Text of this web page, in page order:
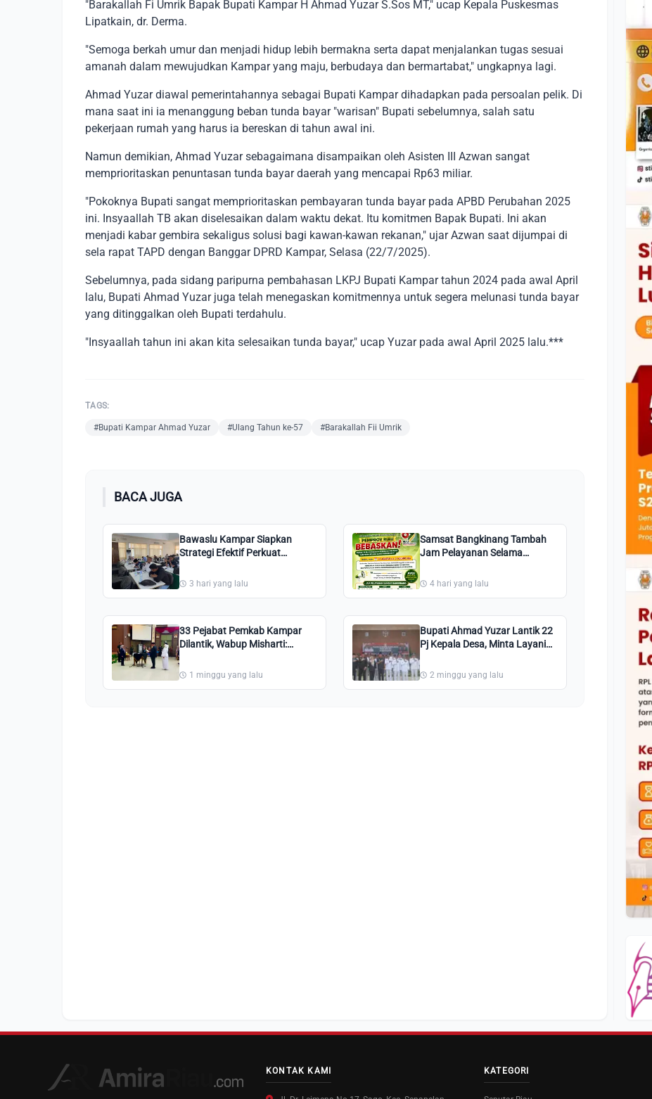
"Barakallah Fi Umrik Bapak Bupati Kampar H Ahmad Yuzar S.Sos MT," ucap Kepala Puskesmas
Lipatkain, dr. Derma.
"Semoga berkah umur dan menjadi hidup lebih bermakna serta dapat menjalankan tugas sesuai
amanah dalam mewujudkan Kampar yang maju, berbudaya dan bermartabat," ungkapnya lagi.
Ahmad Yuzar diawal pemerintahannya sebagai Bupati Kampar dihadapkan pada persoalan pelik. Di
mana saat ini ia menanggung beban tunda bayar "warisan" Bupati sebelumnya, salah satu
pekerjaan rumah yang harus ia bereskan di tahun awal ini.
Namun demikian, Ahmad Yuzar sebagaimana disampaikan oleh Asisten III Azwan sangat
memprioritaskan penuntasan tunda bayar daerah yang mencapai Rp63 miliar.
"Pokoknya Bupati sangat memprioritaskan pembayaran tunda bayar pada APBD Perubahan 2025
ini. Insyaallah TB akan diselesaikan dalam waktu dekat. Itu komitmen Bapak Bupati. Ini akan
menjadi kabar gembira sekaligus solusi bagi kawan-kawan rekanan," ujar Azwan saat dijumpai di
sela rapat TAPD dengan Banggar DPRD Kampar, Selasa (22/7/2025).
Sebelumnya, pada sidang paripurna pembahasan LKPJ Bupati Kampar tahun 2024 pada awal April
lalu, Bupati Ahmad Yuzar juga telah menegaskan komitmennya untuk segera melunasi tunda bayar
yang ditinggalkan oleh Bupati terdahulu.
"Insyaallah tahun ini akan kita selesaikan tunda bayar," ucap Yuzar pada awal April 2025 lalu.***
TAGS:
#Bupati Kampar Ahmad Yuzar #Ulang Tahun ke-57 #Barakallah Fii Umrik
BACA JUGA
Bawaslu Kampar Siapkan
Strategi Efektif Perkuat
3 hari yang lalu
Samsat Bangkinang Tambah
Jam Pelayanan Selama
Kendaraan Bermotor
4 hari yang lalu
33 Pejabat Pemkab Kampar
Dilantik, Wabup Misharti:
Tingkatkan Pelayanan Publik
1 minggu yang lalu
Bupati Ahmad Yuzar Lantik 22
Pj Kepala Desa, Minta Layani
2 minggu yang lalu
KONTAK KAMI KATEGORI